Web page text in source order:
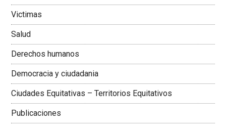
Victimas
Salud
Derechos humanos
Democracia y ciudadania
Ciudades Equitativas – Territorios Equitativos
Publicaciones